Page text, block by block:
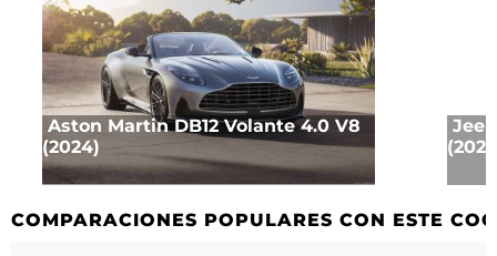
Aston Martin DB12 Volante 4.0 V8
(2024)
COMPARACIONES POPULARES CON ESTE